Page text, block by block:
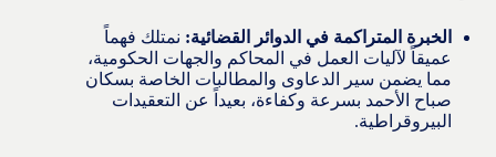
الخبرة المتراكمة في الدوائر القضائية: نمتلك فهماً
عميقاً لآليات العمل في المحاكم والجهات الحكومية،
مما يضمن سير الدعاوى والمطالبات الخاصة بسكان
صباح الأحمد بسرعة وكفاءة، بعيداً عن التعقيدات
البيروقراطية.